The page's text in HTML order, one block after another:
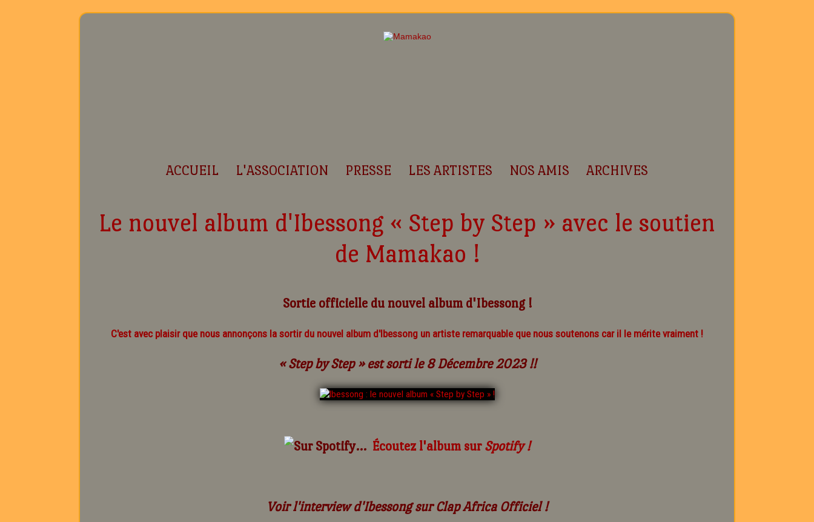
ACCUEIL L'ASSOCIATION PRESSE LES ARTISTES NOS AMIS ARCHIVES
Le nouvel album d'Ibessong « Step by Step » avec le soutien
de Mamakao !
Sortie officielle du nouvel album d'Ibessong !
C'est avec plaisir que nous annonçons la sortir du nouvel album d'Ibessong un artiste remarquable que nous soutenons car il le mérite vraiment !
« Step by Step »est sorti le 8 Décembre 2023 !!
Écoutez l'album sur Spotify !
Voir l'interview d'Ibessong sur Clap Africa Officiel !